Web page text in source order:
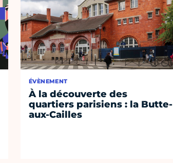
ÉVÈNEMENT
À la découverte des
quartiers parisiens : la Butte-
aux-Cailles